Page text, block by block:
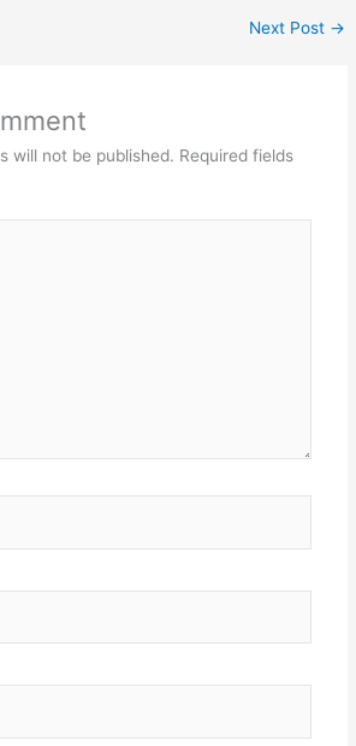
Next Post →
will not be published. Required fields